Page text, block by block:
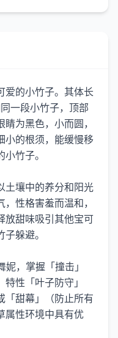
爱的小竹子。其体长
一段小竹子，顶部
为黑色，小而圆，
小的根须，能缓慢移
竹子。
土壤中的养分和阳光
性格害羞而温和，
放甜味吸引其他宝可
躲避。
，掌握「撞击」
特性「叶子防守」
「甜幕」（防止所有
属性环境中具有优